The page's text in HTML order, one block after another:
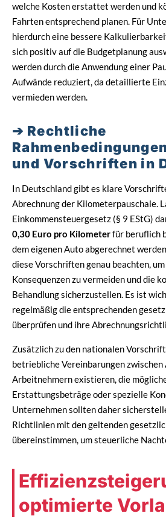
welche Kosten erstattet werden und
Fahrten entsprechend planen. Für
hierdurch eine bessere
sich positiv auf die Budgetplanung
werden durch die Anwendung einer
Aufwände reduziert, da detaillierte
vermieden werden.
Rechtliche
und Vorschriften in
In Deutschland gibt es klare
Abrechnung der Kilometerpauschale.
Einkommensteuergesetz (§ 9 EStG)
0,30 Euro pro Kilometerfür beruflich
dem eigenen Auto abgerechnet
diese Vorschriften genau beachten,
Konsequenzen zu vermeiden und die
Behandlung sicherzustellen. Es ist
regelmäßig die entsprechenden
überprüfen und ihre
Zusätzlich zu den nationalen
betriebliche Vereinbarungen
Arbeitnehmern existieren, die
Erstattungsbeträge oder spezielle
Unternehmen sollten daher
Richtlinien mit den geltenden
übereinstimmen, um steuerliche
optimierte